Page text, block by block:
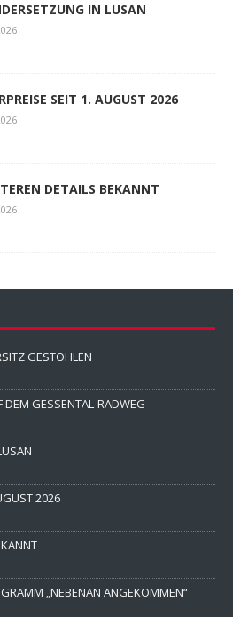
IN LUSAN
SEIT 1. AUGUST 2026
DETAILS BEKANNT
GESTOHLEN
GESSENTAL-RADWEG
2026
„NEBENAN ANGEKOMMEN“